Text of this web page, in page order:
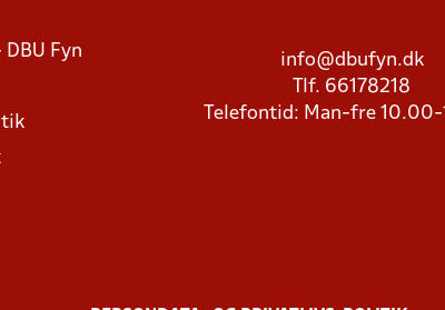
Fyn
info@dbufyn.dk
Tlf. 66178218
Telefontid: Man-fre